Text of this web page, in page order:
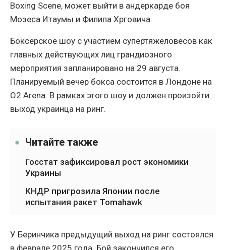
Boxing Scene, может выйти в андеркарде боя
Мозеса Итаумы и Филипа Хрговича.
Боксерское шоу с участием супертяжеловесов как
главных действующих лиц грандиозного
мероприятия запланировано на 29 августа.
Планируемый вечер бокса состоится в Лондоне на
O2 Arena. В рамках этого шоу и должен произойти
выход украинца на ринг.
Читайте также
Госстат зафиксировал рост экономики
Украины
КНДР пригрозила Японии после
испытания ракет Tomahawk
У Беринчика предыдущий выход на ринг состоялся